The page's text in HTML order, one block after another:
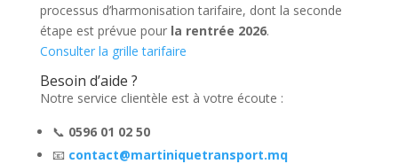
processus d’harmonisation tarifaire, dont la seconde
étape est prévue pour la rentrée 2026.
Consulter la grille tarifaire
Besoin d’aide ?
Notre service clientèle est à votre écoute :
📞 0596 01 02 50
📧 contact@martiniquetransport.mq